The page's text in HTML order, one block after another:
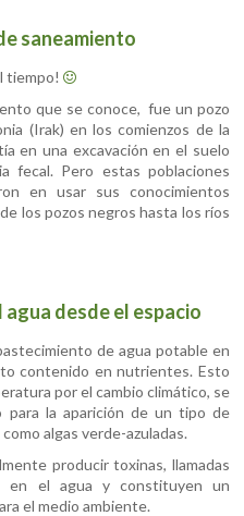
saneamiento
tiempo!
que se conoce, fue un pozo
(Irak) en los comienzos de la
en una excavación en el suelo
fecal. Pero estas poblaciones
en usar sus conocimientos
los pozos negros hasta los ríos
desde el espacio
de agua potable en
contenido en nutrientes. Esto
por el cambio climático, se
la aparición de un tipo de
algas verde-azuladas.
producir toxinas, llamadas
en el agua y constituyen un
el medio ambiente.